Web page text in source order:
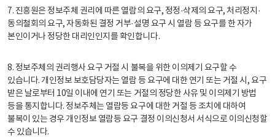
7. 진흥원은 정보주체 권리에 따른 열람의 요구, 정정·삭제의 요구, 처리정지·
동의철회의 요구, 자동화된 결정 거부·설명 요구 시 열람 등 요구를 한 자가
본인이거나 정당한 대리인인지를 확인합니다.
8. 정보주체의 권리행사 요구 거절 시 불복을 위한 이의제기 요구할 수
있습니다. 개인정보 보호담당자는 열람 등 요구에 대한 연기 또는 거절 시, 요구
받은 날로부터 10일 이내에 연기 또는 거절의 정당한 사유 및 이의제기 방법
등을 통지합니다. 정보주체는 열람등 요구에 대한 거절 등 조치에 대하여
불복이 있는 경우 개인정보 열람등 요구 결정 이의신청서 서식으로 이의신청할
수 있습니다.